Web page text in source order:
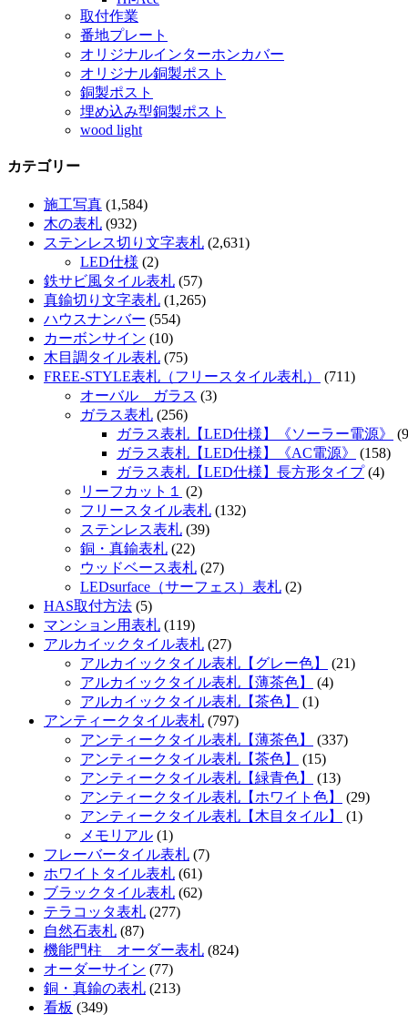
取付作業
番地プレート
オリジナルインターホンカバー
オリジナル銅製ポスト
銅製ポスト
埋め込み型銅製ポスト
wood light
カテゴリー
施工写真 (1,584)
木の表札 (932)
ステンレス切り文字表札 (2,631)
LED仕様 (2)
鉄サビ風タイル表札 (57)
真鍮切り文字表札 (1,265)
ハウスナンバー (554)
カーボンサイン (10)
木目調タイル表札 (75)
FREE-STYLE表札（フリースタイル表札）
(711)
オーバル ガラス (3)
ガラス表札 (256)
ガラス表札【LED仕様】《ソーラー電源》
ガラス表札【LED仕様】《AC電源》
(158)
ガラス表札【LED仕様】長方形タイプ(4)
リーフカット１
(2)
フリースタイル表札 (132)
ステンレス表札 (39)
銅・真鍮表札 (22)
ウッドベース表札 (27)
LEDsurface（サーフェス）表札 (2)
HAS取付方法 (5)
マンション用表札 (119)
アルカイックタイル表札 (27)
アルカイックタイル表札【グレー色】
(21)
アルカイックタイル表札【薄茶色】
(4)
アルカイックタイル表札【茶色】
(1)
アンティークタイル表札 (797)
アンティークタイル表札【薄茶色】
(337)
アンティークタイル表札【茶色】
(15)
アンティークタイル表札【緑青色】
(13)
アンティークタイル表札【ホワイト色】
(29)
アンティークタイル表札【木目タイル】
(1)
メモリアル (1)
フレーバータイル表札 (7)
ホワイトタイル表札 (61)
ブラックタイル表札 (62)
テラコッタ表札 (277)
自然石表札 (87)
機能門柱 オーダー表札 (824)
オーダーサイン (77)
銅・真鍮の表札 (213)
看板 (349)